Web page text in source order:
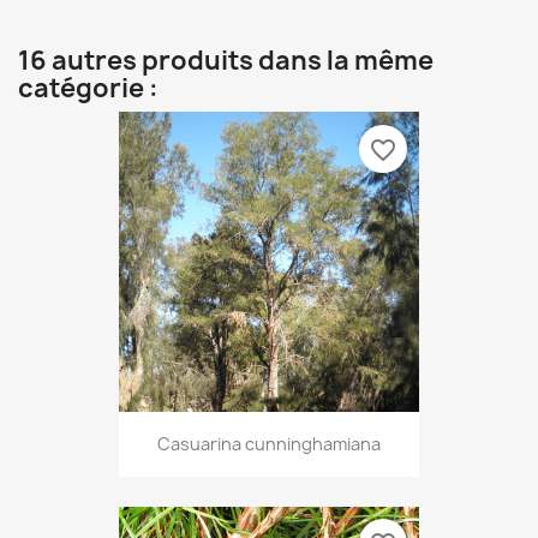
16 autres produits dans la même
catégorie :
Casuarina cunninghamiana
favorite_border